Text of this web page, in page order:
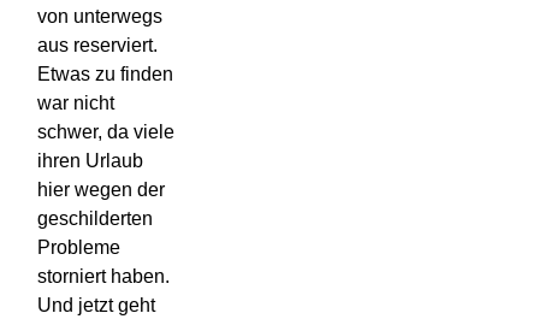
von unterwegs
aus reserviert.
Etwas zu finden
war nicht
schwer, da viele
ihren Urlaub
hier wegen der
geschilderten
Probleme
storniert haben.
Und jetzt geht